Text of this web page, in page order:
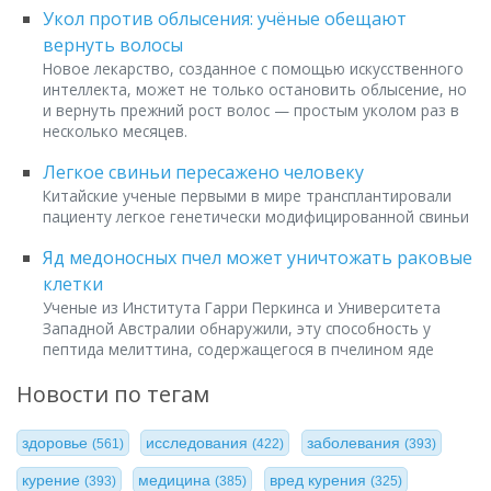
Укол против облысения: учёные обещают
вернуть волосы
Новое лекарство, созданное с помощью искусственного
интеллекта, может не только остановить облысение, но
и вернуть прежний рост волос — простым уколом раз в
несколько месяцев.
Легкое свиньи пересажено человеку
Китайские ученые первыми в мире трансплантировали
пациенту легкое генетически модифицированной свиньи
Яд медоносных пчел может уничтожать раковые
клетки
Ученые из Института Гарри Перкинса и Университета
Западной Австралии обнаружили, эту способность у
пептида мелиттина, содержащегося в пчелином яде
Новости по тегам
здоровье (561) исследования(422) заболевания (393)
курение (393) медицина(385) вред курения (325)